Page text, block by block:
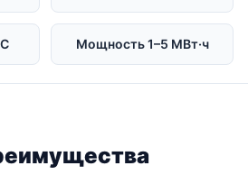
Мощность 1–5 МВт·ч